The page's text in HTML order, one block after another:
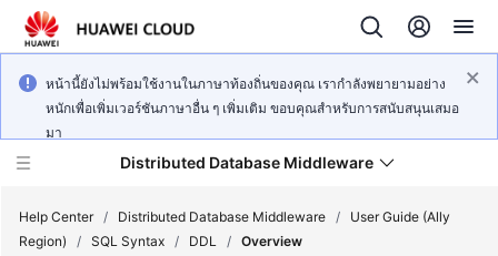
หน้านี้ยังไม่พร้อมใช้งานในภาษาท้องถิ่นของคุณ เรากำลังพยายามอย่าง
หนักเพื่อเพิ่มเวอร์ชันภาษาอื่น ๆ เพิ่มเติม ขอบคุณสำหรับการสนับสนุนเสมอ
มา
Distributed Database Middleware
Help Center / Distributed Database Middleware /
User Guide (Ally
Region)
/ SQL Syntax / DDL / Overview